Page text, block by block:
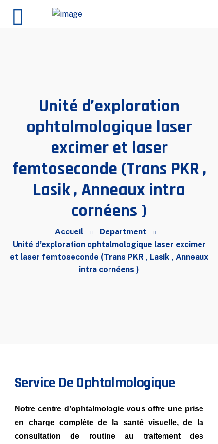
Unité d’exploration
ophtalmologique laser
excimer et laser
femtoseconde (Trans PKR ,
Lasik , Anneaux intra
cornéens )
Accueil
Department
Unité d’exploration ophtalmologique laser excimer
et laser femtoseconde (Trans PKR , Lasik , Anneaux
intra cornéens )
Service De Ophtalmologique
Notre centre d’ophtalmologie vous offre une prise
en charge complète de la santé visuelle, de la
consultation de routine au traitement des